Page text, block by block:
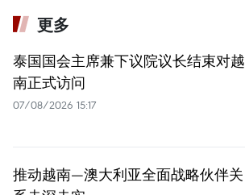
更多
泰国国会主席兼下议院议长结束对越
南正式访问
07/08/2026 15:17
推动越南—澳大利亚全面战略伙伴关